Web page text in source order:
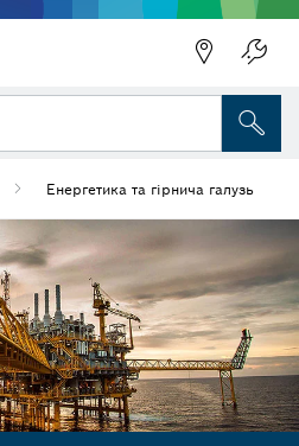
Енергетика та гірнича галузь